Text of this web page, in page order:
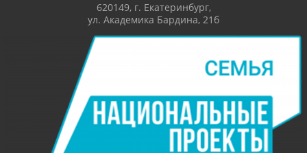
620149, г. Екатеринбург,
ул. Академика Бардина, 21б